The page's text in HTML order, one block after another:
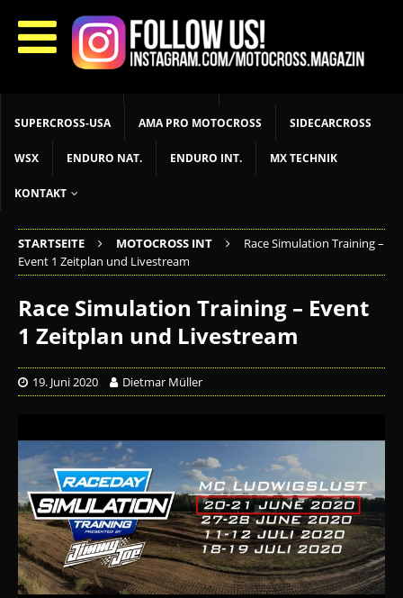
START LIVETIMING MX NEWS MX YOUTH
MX WOMEN MXGP ADAC MX MASTERS MOTOCROSS INT
SUPERCROSS-USA AMA PRO MOTOCROSS SIDECARCROSS
WSX ENDURO NAT. ENDURO INT. MX TECHNIK
KONTAKT
STARTSEITE MOTOCROSS INT
Race Simulation Training –
Event 1 Zeitplan und Livestream
Race Simulation Training – Event
1 Zeitplan und Livestream
19. Juni 2020 Dietmar Müller